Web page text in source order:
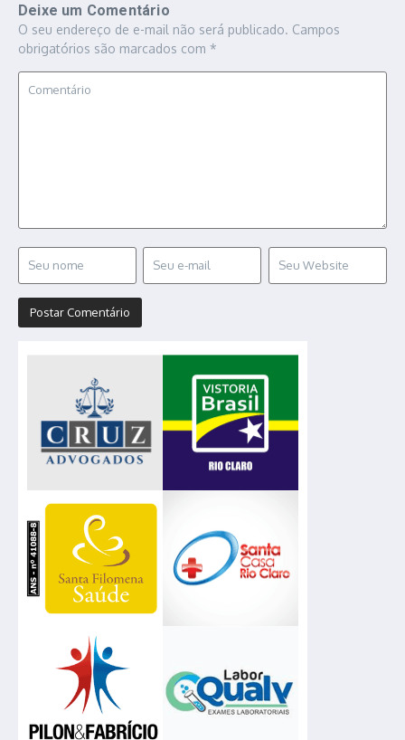
Deixe um Comentário
O seu endereço de e-mail não será publicado. Campos
obrigatórios são marcados com *